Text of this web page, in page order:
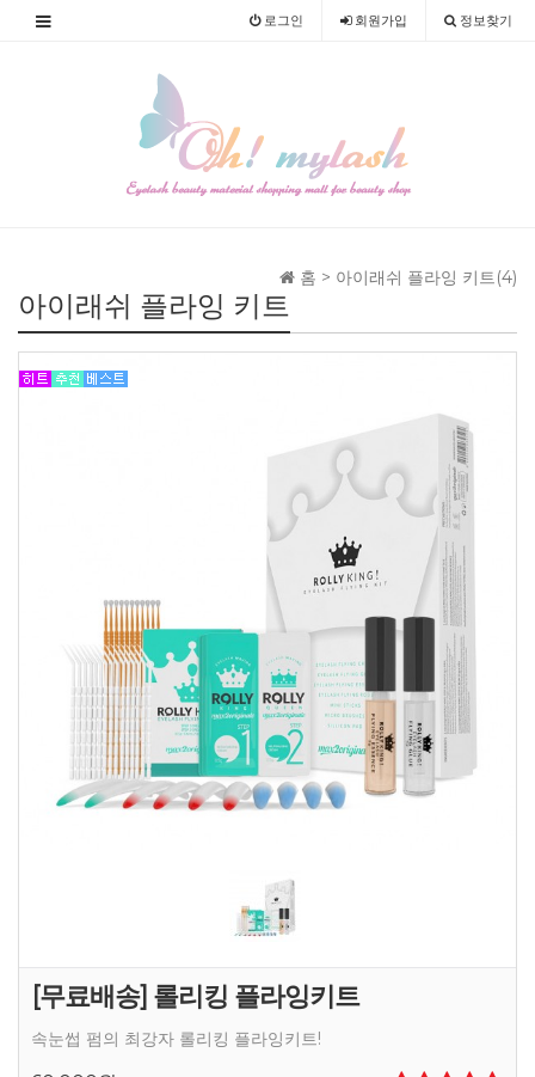
로그인 회원가입 정보찾기
홈 > 아이래쉬 플라잉 키트(4)
아이래쉬 플라잉 키트
[무료배송] 롤리킹 플라잉키트
속눈썹 펌의 최강자 롤리킹 플라잉키트!